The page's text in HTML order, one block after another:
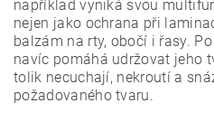
například vyniká svou
nejen jako ochrana při
balzám na rty, obočí i řasy. P
navíc pomáhá udržovat jeho
tolik necuchají, nekroutí a
požadovaného tvaru.